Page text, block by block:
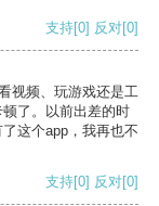
支持[0] 反对[0]
视频、玩游戏还是工
了。以前出差的时
这个app，我再也不
支持[0] 反对[0]